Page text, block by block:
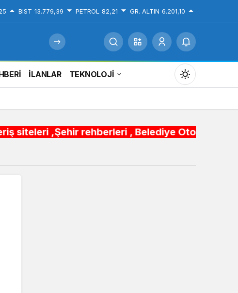
BIST 13.779,39 PETROL 82,21 GR. ALTIN 6.201,10
İLANLAR TEKNOLOJİ
Mod
değiştir
,Şehir rehberleri , Belediye